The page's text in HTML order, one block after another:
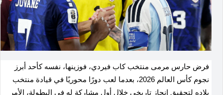
فرض حارس مرمى منتخب كاب فيردي، فوزينها، نفسه كأحد أبرز
نجوم كأس العالم 2026، بعدما لعب دورًا محوريًا في قيادة منتخب
بلاده لتحقيق إنجاز تاريخي خلال أول مشاركة له في البطولة، الأمر